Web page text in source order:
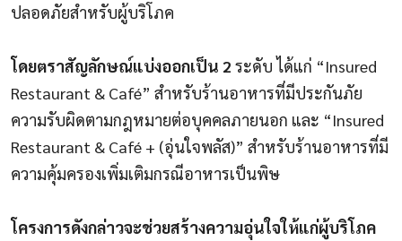
ปลอดภัยสำหรับผู้บริโภค
โดยตราสัญลักษณ์แบ่งออกเป็น 2 ระดับ ได้แก่ “Insured
Restaurant & Café” สำหรับร้านอาหารที่มีประกันภัย
ความรับผิดตามกฎหมายต่อบุคคลภายนอก และ “Insured
Restaurant & Café + (อุ่นใจพลัส)” สำหรับร้านอาหารที่มี
ความคุ้มครองเพิ่มเติมกรณีอาหารเป็นพิษ
โครงการดังกล่าวจะช่วยสร้างความอุ่นใจให้แก่ผู้บริโภค